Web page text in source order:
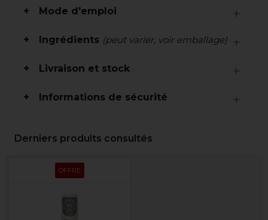
Mode d'emploi
Ingrédients (peut varier, voir emballage)
Livraison et stock
Informations de sécurité
Derniers produits consultés
OFFRE